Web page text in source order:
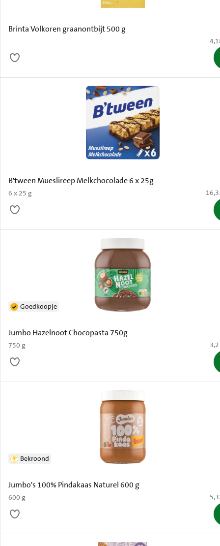
Brinta Volkoren graanontbijt 500 g
€
B'tween Mueslireep Melkchocolade 6 x 25g
6 x 25 g €
Jumbo Hazelnoot Chocopasta 750g
750 g
Goedkoopje
€
Jumbo's 100% Pindakaas Naturel 600 g
600 g
Bekroond
€